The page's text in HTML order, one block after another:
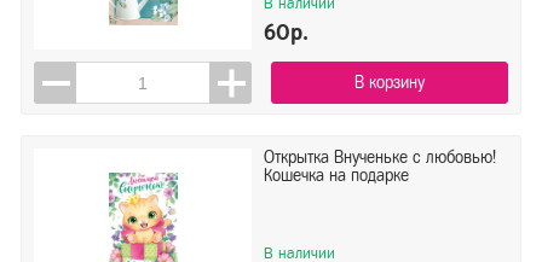
60р.
В корзину
Открытка Внученьке с любовью!
Кошечка на подарке
В наличии